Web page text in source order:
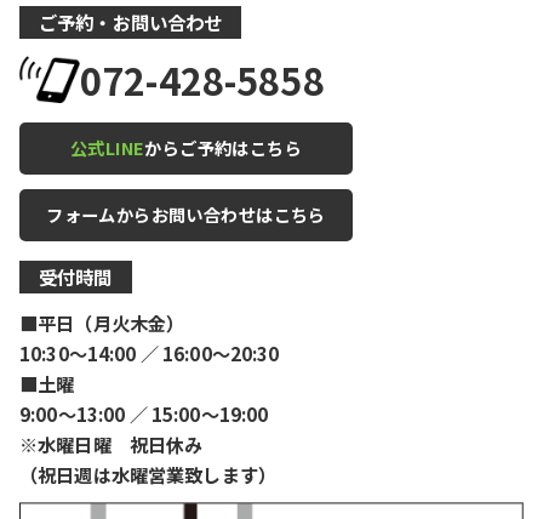
ご予約・お問い合わせ
072-428-5858
公式LINEからご予約はこちら
フォームからお問い合わせはこちら
受付時間
■平日（月火木金）
10:30〜14:00 ／ 16:00〜20:30
■土曜
9:00〜13:00 ／ 15:00〜19:00
※水曜日曜 祝日休み
（祝日週は水曜営業致します）